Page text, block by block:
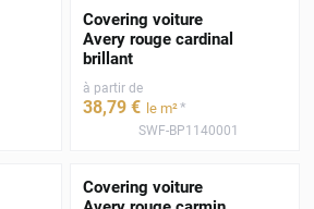
Covering voiture
Avery rouge cardinal
brillant
à partir de
38,79 € le m²*
SWF-BP1140001
Covering voiture